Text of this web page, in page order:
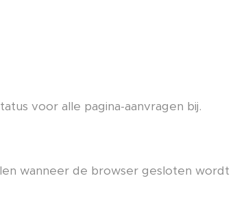
voor alle pagina-aanvragen bij.
wanneer de browser gesloten wordt